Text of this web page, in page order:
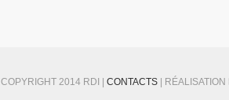
COPYRIGHT 2014 RDI | CONTACTS | RÉALISATION